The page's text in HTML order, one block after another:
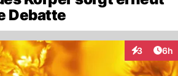
Debatte
3 6h